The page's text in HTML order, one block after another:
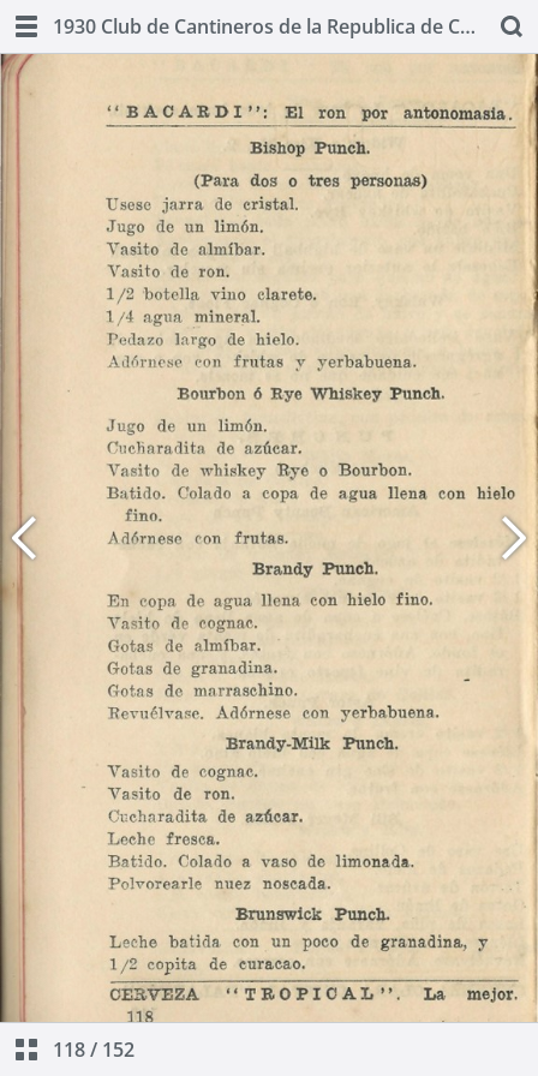
1930 Club de Cantineros de la Republica de Cuba: Manual Oficial
118/ 152